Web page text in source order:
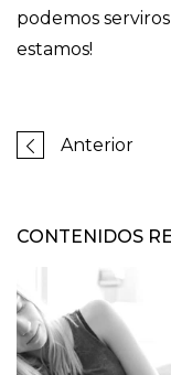
podemos
estamos!
Anterior
CONTENIDOS